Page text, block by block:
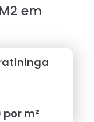
em
por m²